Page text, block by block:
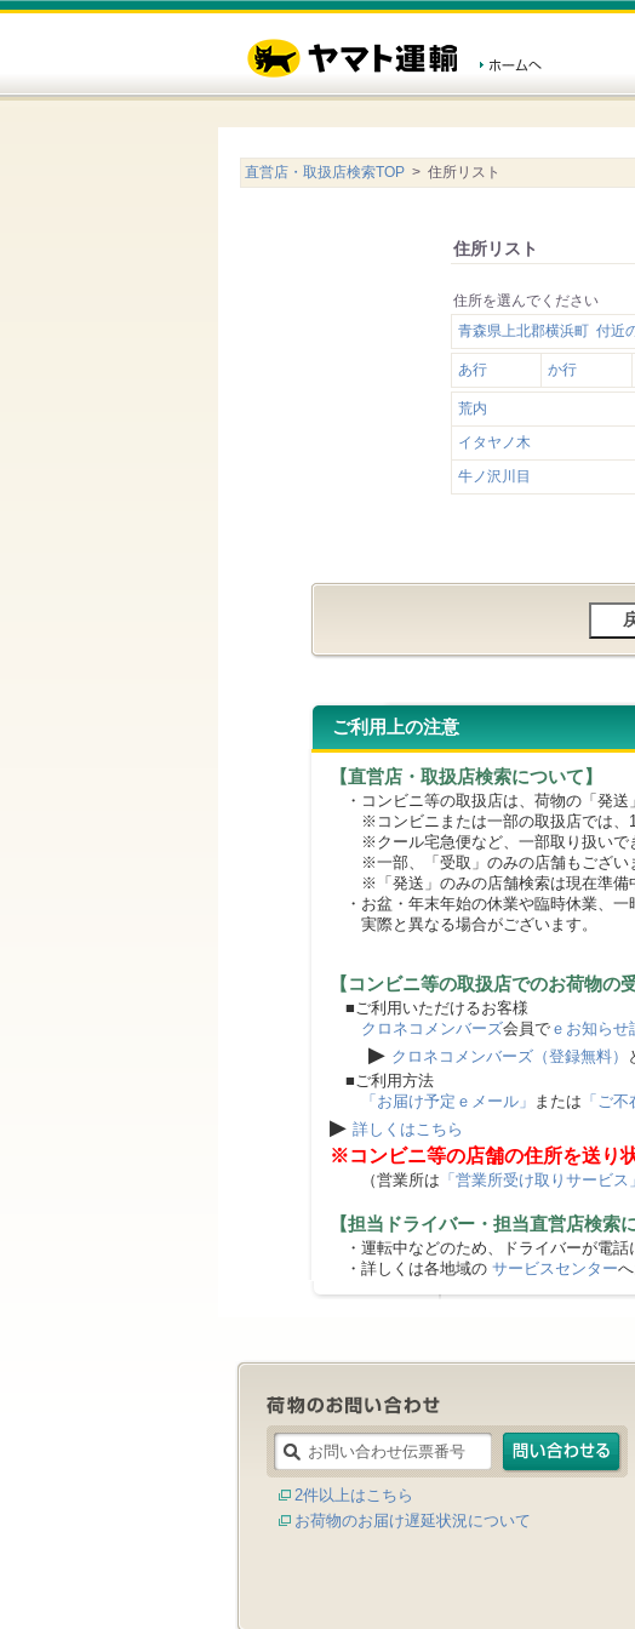
直営店・取扱店検索TOP > 住所リスト
住所リスト
住所を選んでください
青森県上北郡横浜町 付近
あ行 か行
荒内
イタヤノ木
牛ノ沢川目
ご利用上の注意
【直営店・取扱店検索について】
・コンビニ等の取扱店は、荷物の「発送
※コンビニまたは一部の取扱店では、
※クール宅急便など、一部取り扱いでき
※一部、「受取」のみの店舗もござい
※「発送」のみの店舗検索は現在準備
・お盆・年末年始の休業や臨時休業、一
実際と異なる場合がございます。
【コンビニ等の取扱店でのお荷物
■ご利用いただけるお客様
クロネコメンバーズ会員で ｅお知らせ
▶ クロネコメンバーズ（登録無料）
■ご利用方法
「お届け予定ｅメール」 または 「ご
▶ 詳しくはこちら
※コンビニ等の店舗の住所を送り
（営業所は 「営業所受け取りサービス」
【担当ドライバー・担当直営店検索
・運転中などのため、ドライバーが電話
・詳しくは各地域の サービスセンター
2件以上はこちら
お荷物のお届け遅延状況について